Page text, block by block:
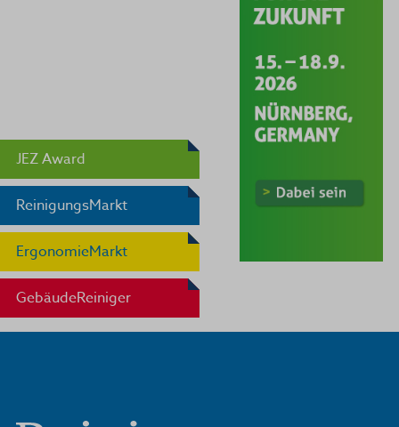
JEZ Award
ReinigungsMarkt
ErgonomieMarkt
GebäudeReiniger